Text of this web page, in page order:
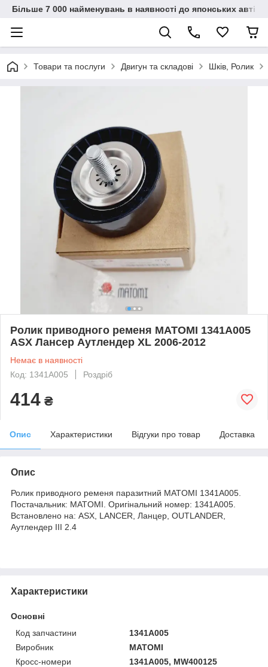
Більше 7 000 найменувань в наявності до японських
Товари та послуги Двигун та складові Шків, Ролик
Ролик приводного ременя MATOMI 1341A005
ASX Лансер Аутлендер XL 2006-2012
Немає в наявності
Код: 1341A005
Роздріб
414 ₴
Опис Характеристики Відгуки про товар Доставка
Опис
Ролик приводного ременя паразитний MATOMI 1341A005.
Постачальник: MATOMI. Оригінальний номер: 1341A005.
Встановлено на: ASX, LANCER, Ланцер, OUTLANDER,
Аутлендер III 2.4
Характеристики
Основні
Код запчастини
1341A005
Виробник
MATOMI
Кросс-номери
1341A005, MW400125